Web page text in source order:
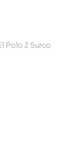
Polo 2 Surco.